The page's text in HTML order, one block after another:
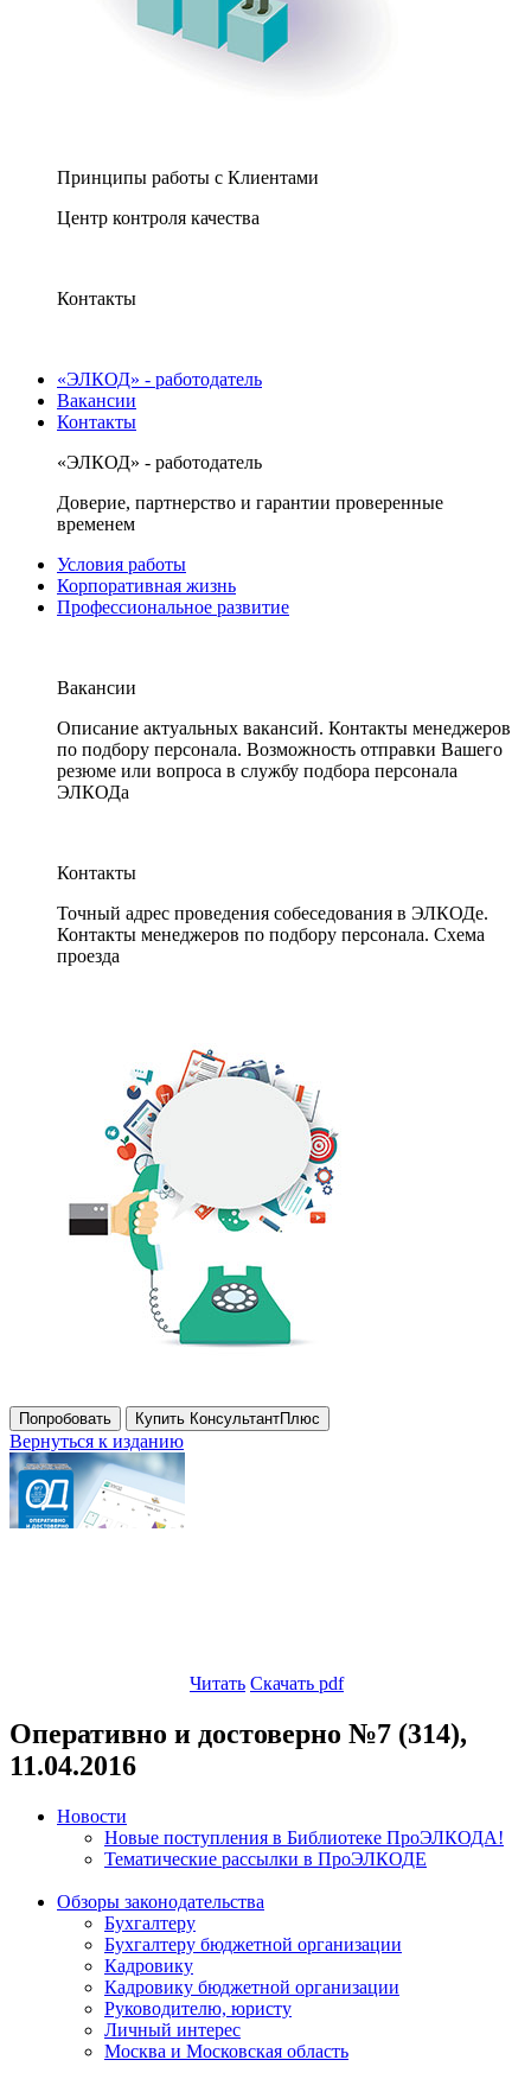
Принципы работы с Клиентами
Центр контроля качества
Контакты
«ЭЛКОД» - работодатель
Вакансии
Контакты
«ЭЛКОД» - работодатель
Доверие, партнерство и гарантии проверенные
временем
Условия работы
Корпоративная жизнь
Профессиональное развитие
Вакансии
Описание актуальных вакансий. Контакты менеджеров
по подбору персонала. Возможность отправки Вашего
резюме или вопроса в службу подбора персонала
ЭЛКОДа
Контакты
Точный адрес проведения собеседования в ЭЛКОДе.
Контакты менеджеров по подбору персонала. Схема
проезда
Попробовать Купить КонсультантПлюс
Вернуться к изданию
Читать Скачать pdf
Оперативно и достоверно №7 (314),
11.04.2016
Новости
Новые поступления в Библиотеке ПроЭЛКОДА!
Тематические рассылки в ПроЭЛКОДЕ
Обзоры законодательства
Бухгалтеру
Бухгалтеру бюджетной организации
Кадровику
Кадровику бюджетной организации
Руководителю, юристу
Личный интерес
Москва и Московская область